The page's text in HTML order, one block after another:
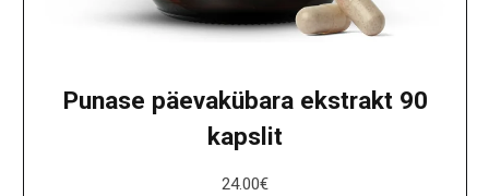
Punase päevakübara ekstrakt 90
kapslit
24.00€